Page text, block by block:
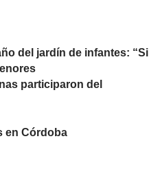
del jardín de infantes: “Si
participaron del
en Córdoba